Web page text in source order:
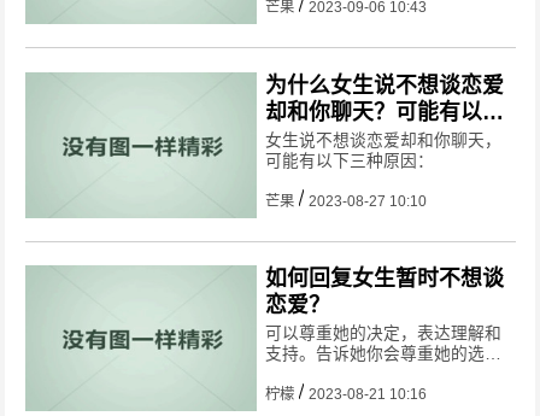
芒果 2023-09-06 10:43
为什么女生说不想谈恋爱
却和你聊天？可能有以下
三种原因
女生说不想谈恋爱却和你聊天，
可能有以下三种原因：
芒果 2023-08-27 10:10
如何回复女生暂时不想谈
恋爱？
可以尊重她的决定，表达理解和
支持。告诉她你会尊重她的选
系。同时，也可以提醒她，如果
柠檬 2023-08-21 10:16